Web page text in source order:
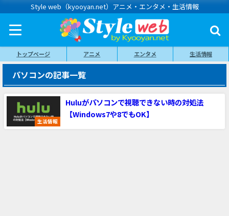
Style web（kyooyan.net）アニメ・エンタメ・生活情報
トップページ アニメ エンタメ 生活情報
パソコンの記事一覧
生活情報
Huluがパソコンで視聴できない時の対処法
【Windows7や8でもOK】